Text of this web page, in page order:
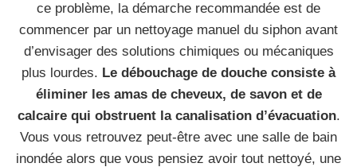
ce problème, la démarche recommandée est de
commencer par un nettoyage manuel du siphon avant
d’envisager des solutions chimiques ou mécaniques
plus lourdes. Le débouchage de douche consiste à
éliminer les amas de cheveux, de savon et de
calcaire qui obstruent la canalisation d’évacuation.
Vous vous retrouvez peut-être avec une salle de bain
inondée alors que vous pensiez avoir tout nettoyé, une